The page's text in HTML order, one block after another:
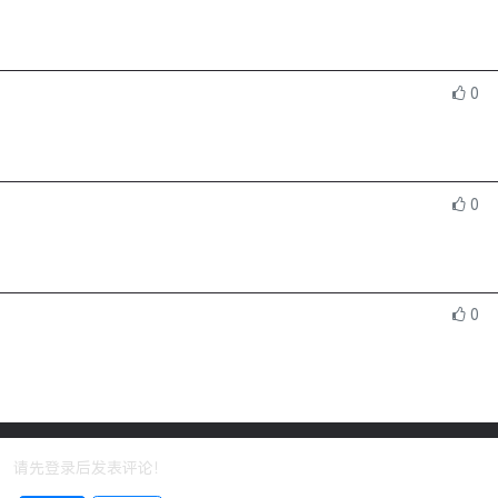
0
0
0
请先登录后发表评论！